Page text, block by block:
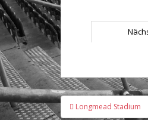
Longmead Stadium